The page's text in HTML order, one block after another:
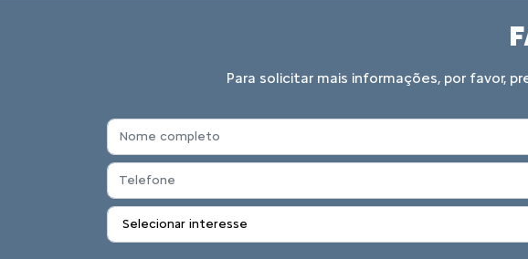
Para solicitar mais informações, por favor,